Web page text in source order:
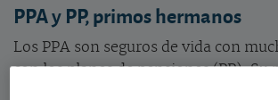
PPA y PP, primos hermanos
Los PPA son seguros de vida con
con los planes de pensiones (PP). Su